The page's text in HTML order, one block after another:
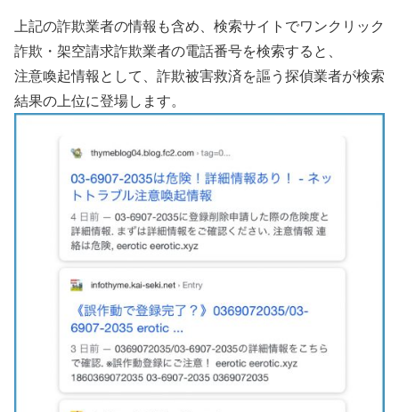
上記の詐欺業者の情報も含め、検索サイトでワンクリック
詐欺・架空請求詐欺業者の電話番号を検索すると、
注意喚起情報として、詐欺被害救済を謳う探偵業者が検索
結果の上位に登場します。